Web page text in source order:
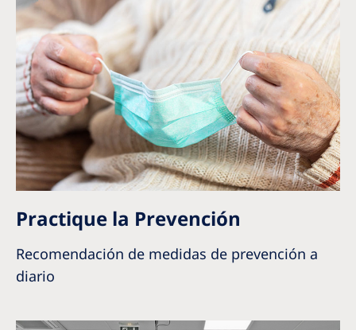
Practique la Prevención
Recomendación de medidas de prevención a
diario